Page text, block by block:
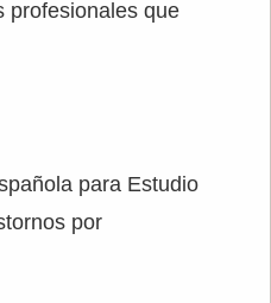
profesionales que
para Estudio
por